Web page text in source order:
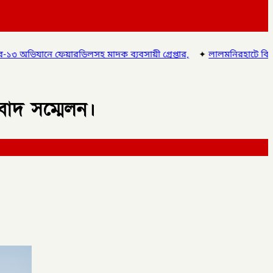
ব্যবসায়ী গ্রেপ্তার,✦লালমনিরহাটে বিশ্ব মাতৃদুগ্ধ সপ্তাহ ২০২৬
সম্মেলন।